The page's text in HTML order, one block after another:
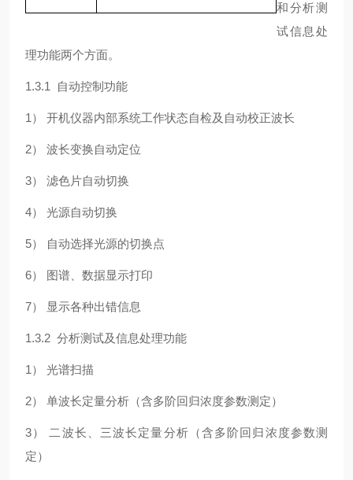
和分析测
试信息处
理功能两个方面。
1.3.1 自动控制功能
1） 开机仪器内部系统工作状态自检及自动校正波长
2） 波长变换自动定位
3） 滤色片自动切换
4） 光源自动切换
5） 自动选择光源的切换点
6） 图谱、数据显示打印
7） 显示各种出错信息
1.3.2 分析测试及信息处理功能
1） 光谱扫描
2） 单波长定量分析（含多阶回归浓度参数测定）
3） 二波长、三波长定量分析（含多阶回归浓度参数测
定）